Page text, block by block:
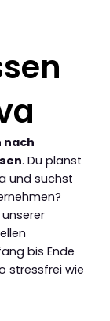
nach
. Du planst
und suchst
bis Ende
stressfrei wie